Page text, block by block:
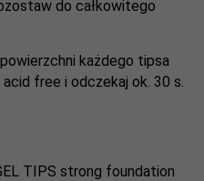
do całkowitego
każdego tipsa
free i odczekaj ok. 30 s.
TIPS strong foundation